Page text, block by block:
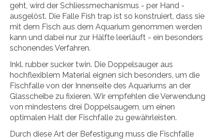
geht, wird der Schliessmechanismus - per Hand -
ausgelöst. Die Falle Fish trap ist so konstruiert, dass sie
mit dem Fisch aus dem Aquarium genommen werden
kann und dabei nur zur Hälfte leerläuft - ein besonders
schonendes Verfahren.
Inkl. rubber sucker twin. Die Doppelsauger aus
hochflexiblem Material eignen sich besonders, um die
Fischfalle von der Innenseite des Aquariums an der
Glasscheibe zu fixieren. Wir empfehlen die Verwendung
von mindestens drei Doppelsaugern, um einen
optimalen Halt der Fischfalle zu gewährleisten.
Durch diese Art der Befestigung muss die Fischfalle